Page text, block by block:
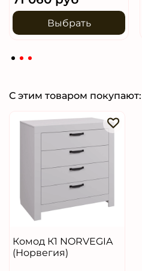
Выбрать
С этим товаром покупают:
Комод К1 NORVEGIA
(Норвегия)